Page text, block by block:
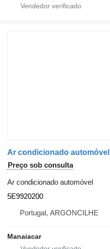
Preço sob consulta
Ar condicionado automóvel
5E9920200
Portugal, ARGONCILHE
Manaiacar